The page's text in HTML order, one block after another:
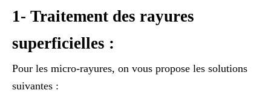
1- Traitement des rayures
superficielles :
Pour les micro-rayures, on vous propose les solutions
suivantes :